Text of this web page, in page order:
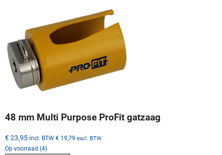
48 mm Multi Purpose ProFit gatzaag
€ 23,95 incl. BTW € 19,79 excl. BTW
Op voorraad (4)